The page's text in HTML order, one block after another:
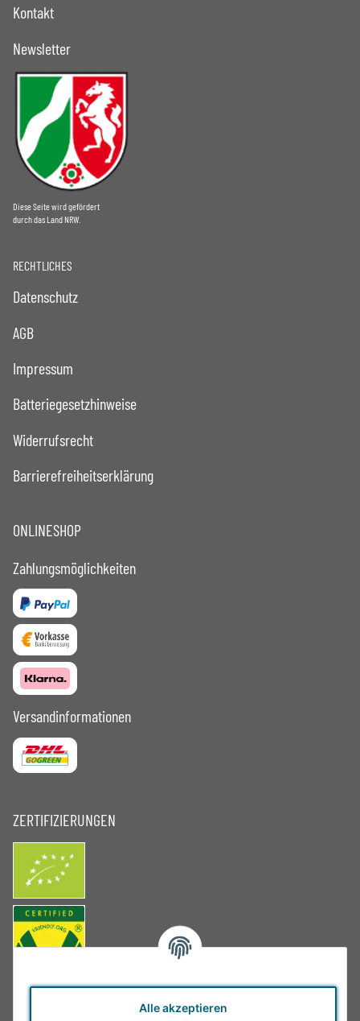
Alle akzeptieren
Kontakt
Newsletter
Diese Seite wird gefördert
durch das Land NRW.
RECHTLICHES
Datenschutz
AGB
Impressum
Batteriegesetzhinweise
Widerrufsrecht
Barrierefreiheitserklärung
ONLINESHOP
Zahlungsmöglichkeiten
Versandinformationen
ZERTIFIZIERUNGEN